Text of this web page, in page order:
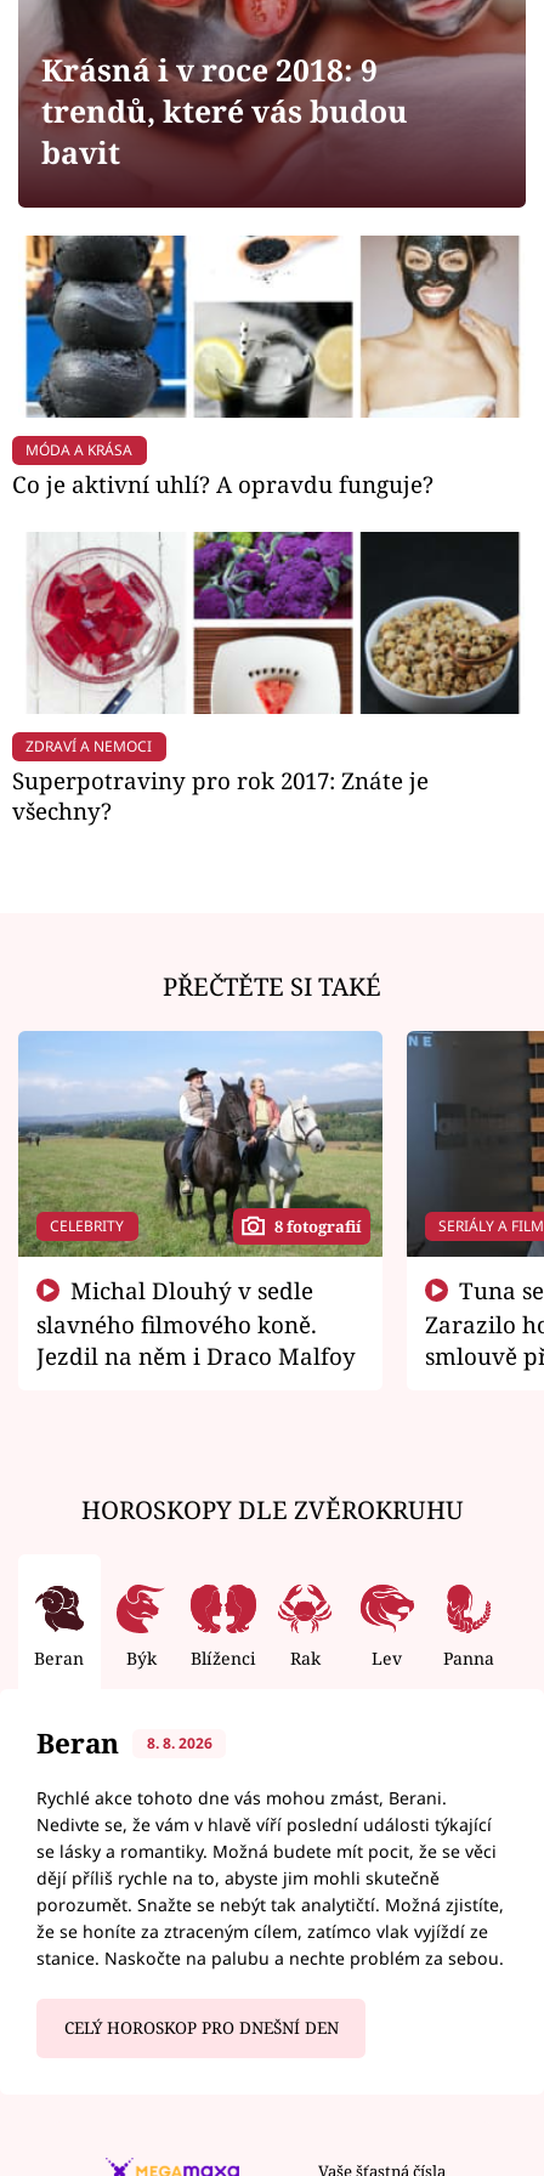
Sledujte prima+
Filmový festival Karlovy Vary
Mámy sobě
Přihlášení
Sledujte nás
Krásná i v roce 2018: 9
trendů, které vás budou
bavit
MÓDA A KRÁSA
Co je aktivní uhlí? A opravdu funguje?
ZDRAVÍ A NEMOCI
Superpotraviny pro rok 2017: Znáte je
všechny?
PŘEČTĚTE SI TAKÉ
CELEBRITY 8 fotografií
slavného filmového koně.
Jezdil na něm i Draco Malfoy
SERIÁLY A
Zarazilo
smlouvě
HOROSKOPY DLE ZVĚROKRUHU
Beran Býk Blíženci Rak Lev Panna
Beran 8. 8. 2026
Rychlé akce tohoto dne vás mohou zmást, Berani.
Nedivte se, že vám v hlavě víří poslední události týkající
se lásky a romantiky. Možná budete mít pocit, že se věci
dějí příliš rychle na to, abyste jim mohli skutečně
porozumět. Snažte se nebýt tak analytičtí. Možná zjistíte,
že se honíte za ztraceným cílem, zatímco vlak vyjíždí ze
stanice. Naskočte na palubu a nechte problém za sebou.
CELÝ HOROSKOP PRO DNEŠNÍ DEN
Vaše šťastná čísla